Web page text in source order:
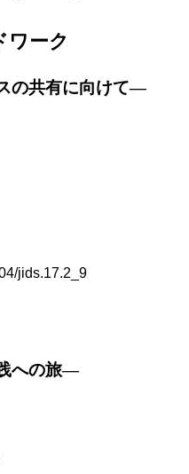
ワーク
の共有に向けて―
jids.17.2_9
への旅―